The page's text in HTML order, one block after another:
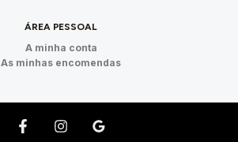
ÁREA PESSOAL
A minha conta
As minhas encomendas